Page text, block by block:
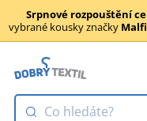
Srpnové rozpouštění
vybrané kousky značky